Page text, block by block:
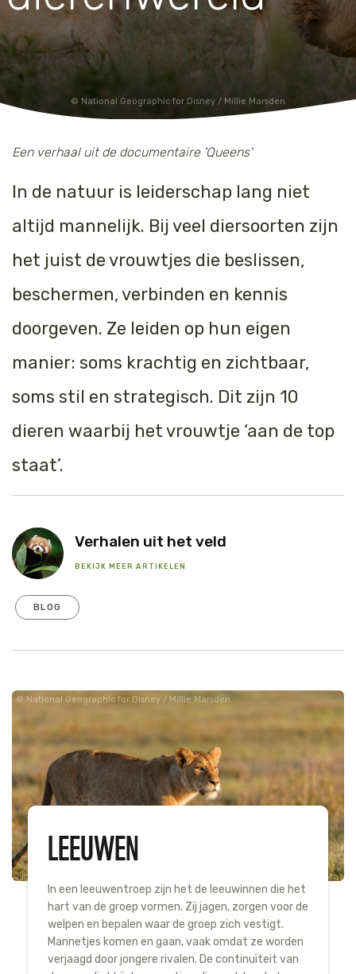
National Geographic for Disney / Millie Marsden
Een verhaal uit de documentaire 'Queens'
In de natuur is leiderschap lang niet
altijd mannelijk. Bij veel diersoorten zijn
het juist de vrouwtjes die beslissen,
beschermen, verbinden en kennis
doorgeven. Ze leiden op hun eigen
manier: soms krachtig en zichtbaar,
soms stil en strategisch. Dit zijn 10
dieren waarbij het vrouwtje ‘aan de top
staat’.
Verhalen uit het veld
BEKIJK MEER ARTIKELEN
BLOG
National Geographic for Disney / Millie Marsden
LEEUWEN
In een leeuwentroep zijn het de leeuwinnen die het
hart van de groep vormen. Zij jagen, zorgen voor de
welpen en bepalen waar de groep zich vestigt.
Mannetjes komen en gaan, vaak omdat ze worden
verjaagd door jongere rivalen. De continuïteit van
Neushoorn
Olifant
Orang-oetan
Panda
Steur
IJsbeer
Zeeschildpad
Kleding & Accessoires